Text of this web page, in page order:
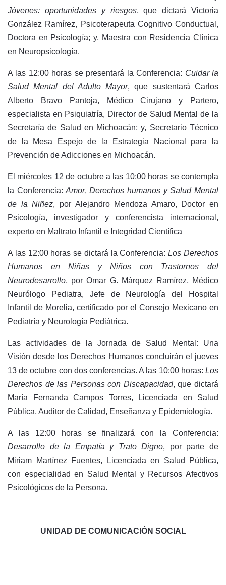
Jóvenes: oportunidades y riesgos, que dictará Victoria
González Ramírez, Psicoterapeuta Cognitivo Conductual,
Doctora en Psicología; y, Maestra con Residencia Clínica
en Neuropsicología.
A las 12:00 horas se presentará la Conferencia: Cuidar la
Salud Mental del Adulto Mayor, que sustentará Carlos
Alberto Bravo Pantoja, Médico Cirujano y Partero,
especialista en Psiquiatría, Director de Salud Mental de la
Secretaría de Salud en Michoacán; y, Secretario Técnico
de la Mesa Espejo de la Estrategia Nacional para la
Prevención de Adicciones en Michoacán.
El miércoles 12 de octubre a las 10:00 horas se contempla
la Conferencia:Amor, Derechos humanos y Salud Mental
de la Niñez, por Alejandro Mendoza Amaro, Doctor en
Psicología, investigador y conferencista internacional,
experto en Maltrato Infantil e Integridad Científica
A las 12:00 horas se dictará la Conferencia:Los Derechos
Humanos en Niñas y Niños con Trastornos del
Neurodesarrollo, por Omar G. Márquez Ramírez, Médico
Neurólogo Pediatra, Jefe de Neurología del Hospital
Infantil de Morelia, certificado por el Consejo Mexicano en
Pediatría y Neurología Pediátrica.
Las actividades de la Jornada de Salud Mental: Una
Visión desde los Derechos Humanos concluirán el jueves
13 de octubre con dos conferencias. A las 10:00 horas: Los
Derechos de las Personas con Discapacidad, que dictará
María Fernanda Campos Torres, Licenciada en Salud
Pública, Auditor de Calidad, Enseñanza y Epidemiología.
A las 12:00 horas se finalizará con la Conferencia:
Desarrollo de la Empatía y Trato Digno, por parte de
Miriam Martínez Fuentes, Licenciada en Salud Pública,
con especialidad en Salud Mental y Recursos Afectivos
Psicológicos de la Persona.
UNIDAD DE COMUNICACIÓN SOCIAL